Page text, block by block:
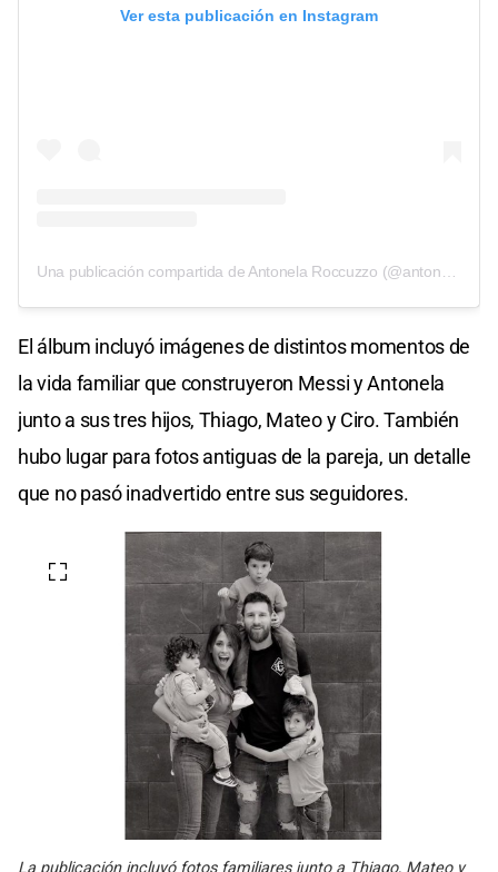
Ver esta publicación en Instagram
El álbum incluyó imágenes de distintos momentos de
la vida familiar que construyeron Messi y Antonela
junto a sus tres hijos, Thiago, Mateo y Ciro. También
hubo lugar para fotos antiguas de la pareja, un detalle
que no pasó inadvertido entre sus seguidores.
La publicación incluyó fotos familiares junto a Thiago, Mateo y